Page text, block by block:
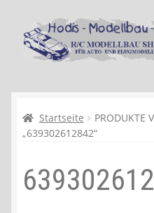
Zur
Navigation
springen
Zum
Inhalt
springen
Kasse
Recycling, Entsorgung
Startseite
PRODUKTE
„639302612842“